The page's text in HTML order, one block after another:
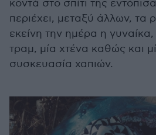
κοντά στο σπίτι της
περιέχει, μεταξύ άλλων,
εκείνη την ημέρα η γυναίκα,
τραμ, μία χτένα καθώς και
συσκευασία χαπιών.